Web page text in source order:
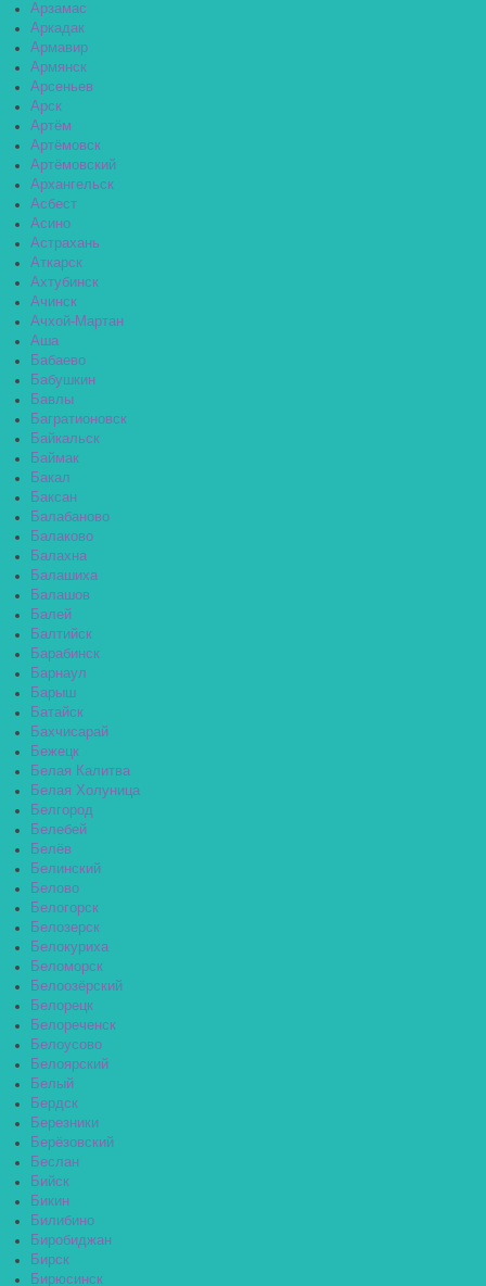
Арзамас
Аркадак
Армавир
Армянск
Арсеньев
Арск
Артём
Артёмовск
Артёмовский
Архангельск
Асбест
Асино
Астрахань
Аткарск
Ахтубинск
Ачинск
Ачхой-Мартан
Аша
Бабаево
Бабушкин
Бавлы
Багратионовск
Байкальск
Баймак
Бакал
Баксан
Балабаново
Балаково
Балахна
Балашиха
Балашов
Балей
Балтийск
Барабинск
Барнаул
Барыш
Батайск
Бахчисарай
Бежецк
Белая Калитва
Белая Холуница
Белгород
Белебей
Белёв
Белинский
Белово
Белогорск
Белозерск
Белокуриха
Беломорск
Белоозёрский
Белорецк
Белореченск
Белоусово
Белоярский
Белый
Бердск
Березники
Берёзовский
Беслан
Бийск
Бикин
Билибино
Биробиджан
Бирск
Бирюсинск